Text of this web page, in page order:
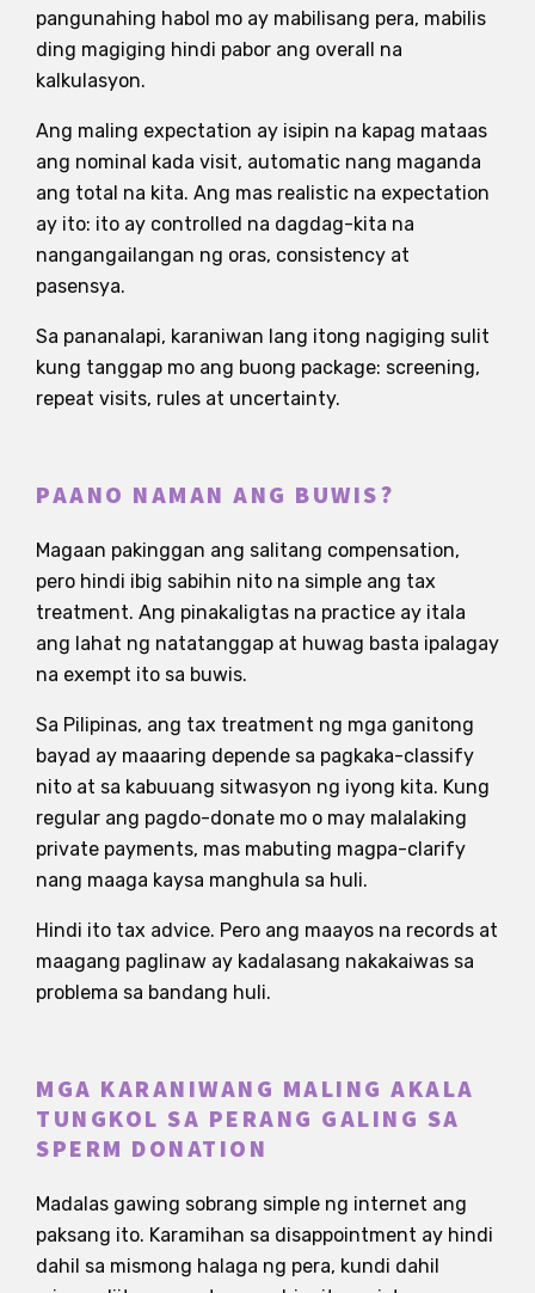
pangunahing habol mo ay mabilisang pera, mabilis
ding magiging hindi pabor ang overall na
kalkulasyon.
Ang maling expectation ay isipin na kapag mataas
ang nominal kada visit, automatic nang maganda
ang total na kita. Ang mas realistic na expectation
ay ito: ito ay controlled na dagdag-kita na
nangangailangan ng oras, consistency at
pasensya.
Sa pananalapi, karaniwan lang itong nagiging sulit
kung tanggap mo ang buong package: screening,
repeat visits, rules at uncertainty.
PAANO NAMAN ANG BUWIS?
Magaan pakinggan ang salitang compensation,
pero hindi ibig sabihin nito na simple ang tax
treatment. Ang pinakaligtas na practice ay itala
ang lahat ng natatanggap at huwag basta ipalagay
na exempt ito sa buwis.
Sa Pilipinas, ang tax treatment ng mga ganitong
bayad ay maaaring depende sa pagkaka-classify
nito at sa kabuuang sitwasyon ng iyong kita. Kung
regular ang pagdo-donate mo o may malalaking
private payments, mas mabuting magpa-clarify
nang maaga kaysa manghula sa huli.
Hindi ito tax advice. Pero ang maayos na records at
maagang paglinaw ay kadalasang nakakaiwas sa
problema sa bandang huli.
MGA KARANIWANG MALING AKALA
TUNGKOL SA PERANG GALING SA
SPERM DONATION
Madalas gawing sobrang simple ng internet ang
paksang ito. Karamihan sa disappointment ay hindi
dahil sa mismong halaga ng pera, kundi dahil